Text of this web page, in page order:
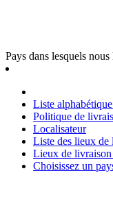
Pays dans lesquels
Liste
Politique de
Localisateur
Liste des lieux de
Lieux de livraison
Choisissez un